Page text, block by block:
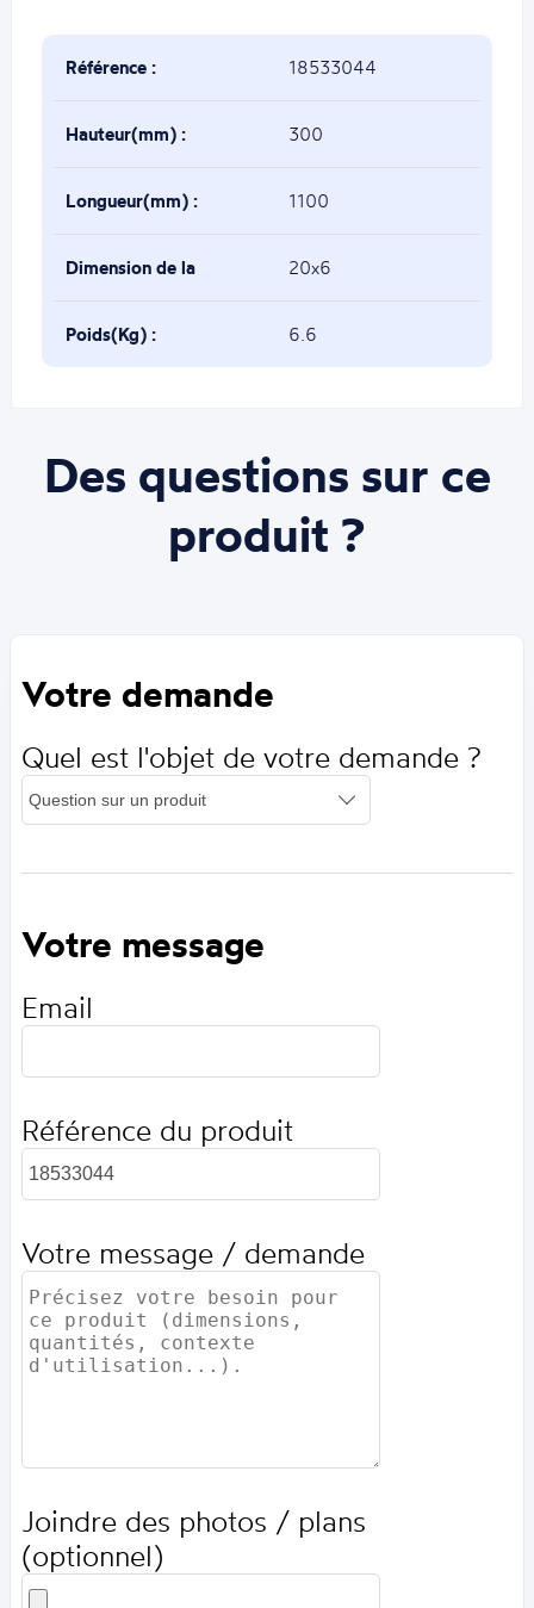
Référence : 18533044
Hauteur(mm) : 300
Longueur(mm) : 1100
Dimension de la
base(mm) :
20x6
Poids(Kg) : 6.6
Des questions sur ce
produit ?
Votre demande
Quel est l'objet de votre demande ?
Votre message
Email
Référence du produit
Votre message / demande
Joindre des photos / plans
(optionnel)